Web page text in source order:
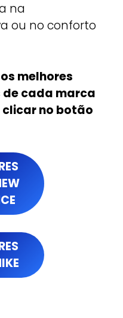
na
ou no conforto
melhores
cada marca
no botão